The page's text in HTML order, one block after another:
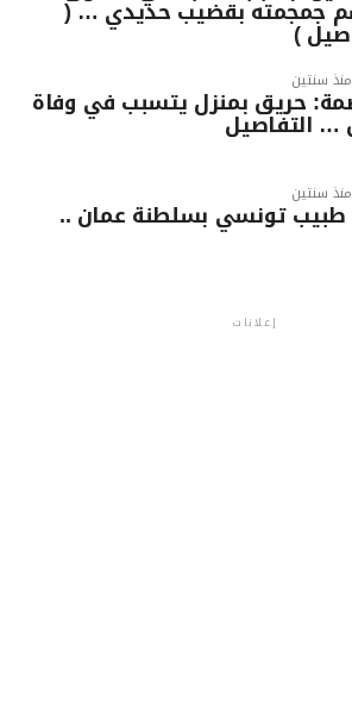
جمجمته بقضيب حديدي … (
)
منذ سنتين
حريق بمنزل يتسبب في وفاة
التفاصيل
منذ سنتين
طبيب تونسي بسلطنة عمان ..
إعلانات